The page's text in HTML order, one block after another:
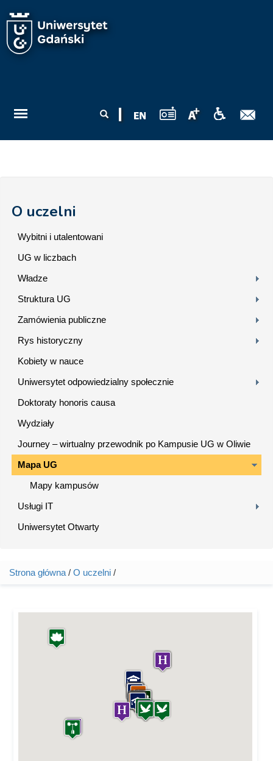
wyszukiwania
O uczelni
Wybitni i utalentowani
UG w liczbach
Władze
Struktura UG
Zamówienia publiczne
Rys historyczny
Kobiety w nauce
Uniwersytet odpowiedzialny społecznie
Doktoraty honoris causa
Wydziały
Journey – wirtualny przewodnik po Kampusie UG w Oliwie
Mapa UG
Mapy kampusów
Usługi IT
Uniwersytet Otwarty
Jesteś tutaj
Strona główna / O uczelni /